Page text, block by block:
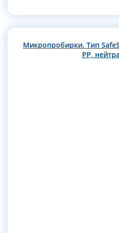
Микропробирки. Тип
РР,